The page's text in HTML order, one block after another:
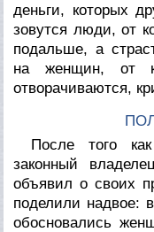
деньги, которых
зовутся люди, от
подальше, а
на женщин, от
отворачиваются,
После того
законный
объявил о своих
поделили надвое:
обосновались